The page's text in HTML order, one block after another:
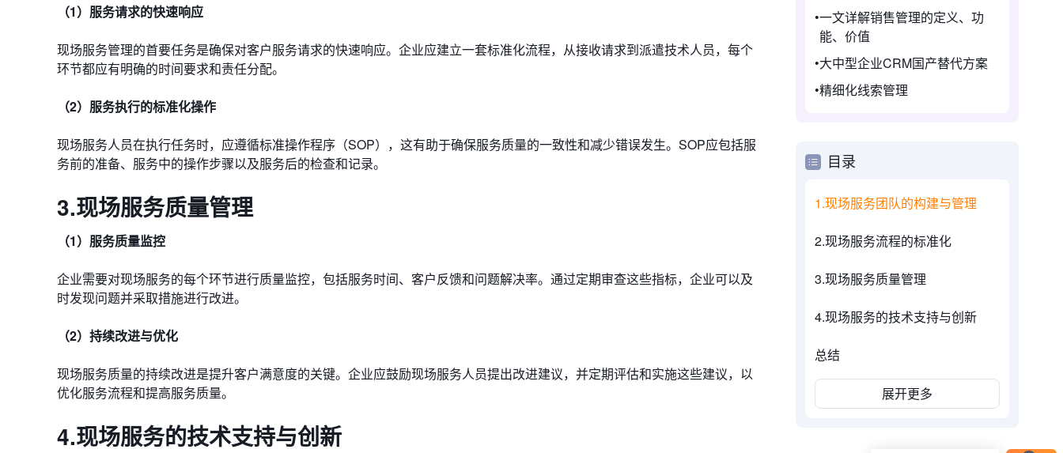
（1）服务请求的快速响应
现场服务管理的首要任务是确保对客户服务请求的快速响应。企业应建立一套标准化流程，从接收请求到派遣技术人员，每个
环节都应有明确的时间要求和责任分配。
（2）服务执行的标准化操作
现场服务人员在执行任务时，应遵循标准操作程序（SOP），这有助于确保服务质量的一致性和减少错误发生。SOP应包括服
务前的准备、服务中的操作步骤以及服务后的检查和记录。
3.现场服务质量管理
（1）服务质量监控
企业需要对现场服务的每个环节进行质量监控，包括服务时间、客户反馈和问题解决率。通过定期审查这些指标，企业可以及
时发现问题并采取措施进行改进。
（2）持续改进与优化
现场服务质量的持续改进是提升客户满意度的关键。企业应鼓励现场服务人员提出改进建议，并定期评估和实施这些建议，以
优化服务流程和提高服务质量。
4.现场服务的技术支持与创新
一文详解销售管理的定义、功
能、价值
大中型企业CRM国产替代方案
精细化线索管理
目录
1.现场服务团队的构建与管理
2.现场服务流程的标准化
3.现场服务质量管理
4.现场服务的技术支持与创新
总结
展开更多